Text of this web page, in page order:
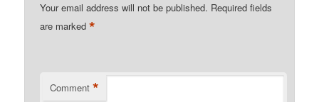
Your email address will not be published. Required fields
are marked*
Comment *